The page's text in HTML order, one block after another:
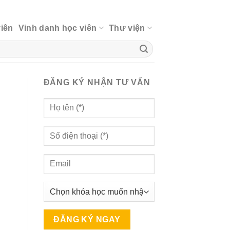
Vinh danh học viên Thư viện
ĐĂNG KÝ NHẬN TƯ VẤN